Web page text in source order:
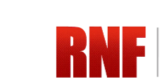
content